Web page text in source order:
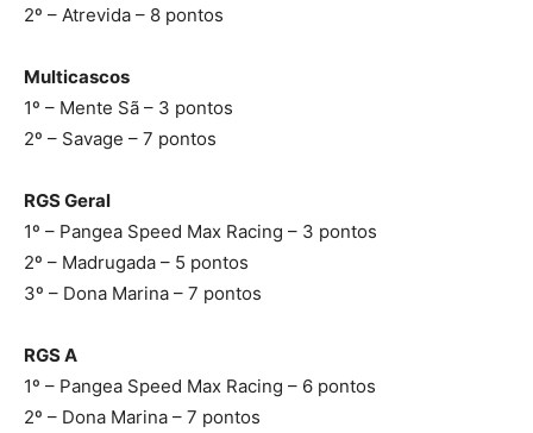
2º – Atrevida – 8 pontos
Multicascos
1º – Mente Sã – 3 pontos
2º – Savage – 7 pontos
RGS Geral
1º – Pangea Speed Max Racing – 3 pontos
2º – Madrugada – 5 pontos
3º – Dona Marina – 7 pontos
RGS A
1º – Pangea Speed Max Racing – 6 pontos
2º – Dona Marina – 7 pontos